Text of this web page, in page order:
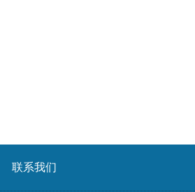
联系我们